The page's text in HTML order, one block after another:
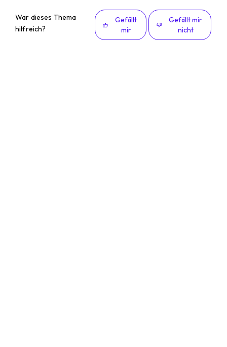
War dieses Thema
hilfreich?
Gefällt
mir
Gefällt mir
nicht